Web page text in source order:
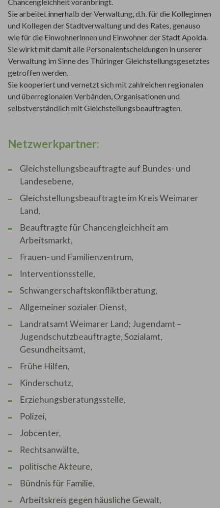
Sie arbeitet innerhalb der Verwaltung, d.h. für die Kolleginnen
und Kollegen der Stadtverwaltung und des Rates, genauso
wie für die Einwohnerinnen und Einwohner der Stadt Apolda.
Sie wirkt mit damit alle Personalentscheidungen in unserer
Verwaltung im Sinne des Thüringer Gleichstellungsgesetztes
getroffen werden.
Sie kooperiert und vernetzt sich mit zahlreichen regionalen
und überregionalen Verbänden, Organisationen und
selbstverständlich mit Gleichstellungsbeauftragten.
Netzwerkpartner:
Gleichstellungsbeauftragte auf Bundes- und
Landesebene,
Gleichstellungsbeauftragte im Kreis Weimarer
Land,
Beauftragte für Chancengleichheit am
Arbeitsmarkt,
Frauen- und Familienzentrum,
Interventionsstelle,
Schwangerschaftskonfliktberatung,
Allgemeiner sozialer Dienst,
Landratsamt Weimarer Land; Jugendamt –
Jugendschutzbeauftragte, Sozialamt,
Gesundheitsamt,
Frühe Hilfen,
Kinderschutz,
Erziehungsberatungsstelle,
Polizei,
Jobcenter,
Rechtsanwälte,
politische Akteure,
Bündnis für Familie,
Arbeitskreis gegen häusliche Gewalt,